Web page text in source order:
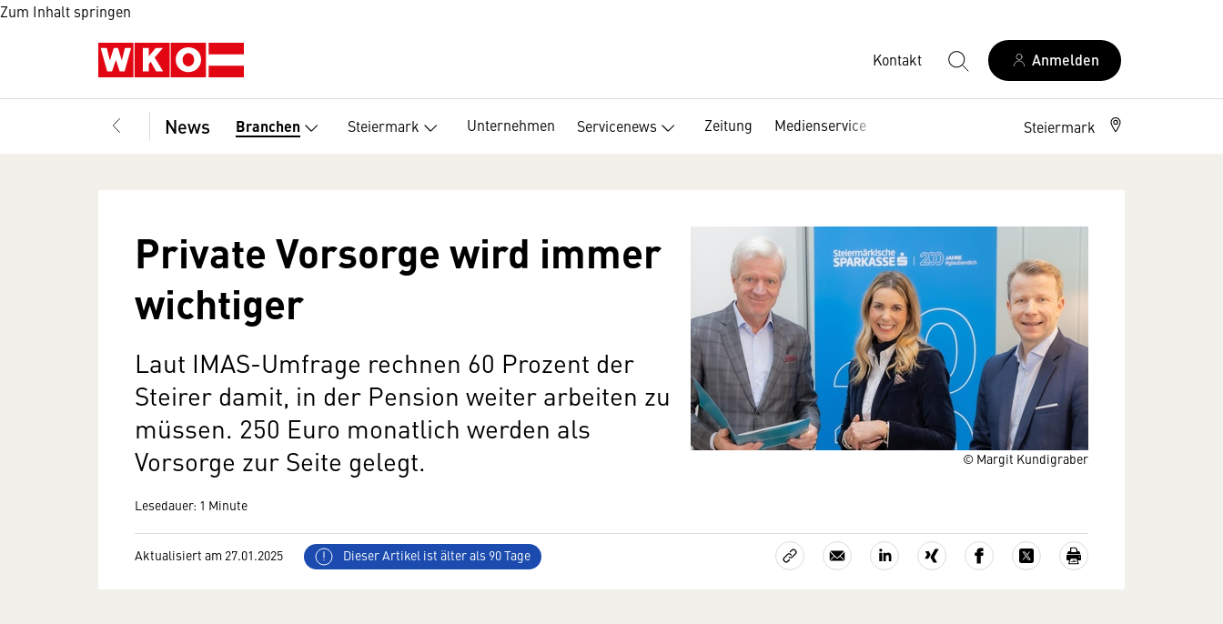
Zum Inhalt springen
Kontakt Anmelden
News Branchen Steiermark Unternehmen Servicenews Zeitung Medienservice Steiermark
© Margit Kundigraber
Private Vorsorge wird immer
wichtiger
Laut IMAS-Umfrage rechnen 60 Prozent der
Steirer damit, in der Pension weiter arbeiten zu
müssen. 250 Euro monatlich werden als
Vorsorge zur Seite gelegt.
Lesedauer: 1 Minute
Aktualisiert am 27.01.2025 Dieser Artikel ist älter als 90 Tage